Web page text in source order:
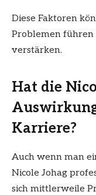
Diese Faktoren
Problemen führen
verstärken.
Hat die
Karriere?
Auch wenn man
Nicole Johag
sich mittlerweile